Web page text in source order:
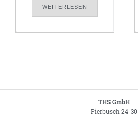
WEITERLESEN
THS GmbH
Pierbusch 24-30